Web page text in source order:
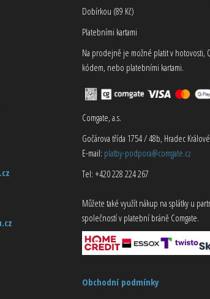
Dobírkou (89 Kč)
Platebními kartami
Na prodejně je možné platit v hotovosti,
kódem, nebo platebními kartami.
Comgate, a.s.
Gočárova třída 1754 / 48b, Hradec Králové
E-mail: platby-podpora@comgate.cz
Tel: +420 228 224 267
Můžete také využít nákup na splátky u
společností v platební bráně Comgate.
Obchodní podmínky